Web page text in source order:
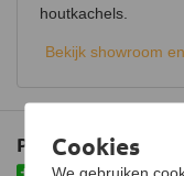
Plus- en minpunten
Inclusief klemband
houtkachels.
Bekijk showroom
Isolatiemateriaal
Isolatiedikte
Kleur
Cookies
We gebruiken